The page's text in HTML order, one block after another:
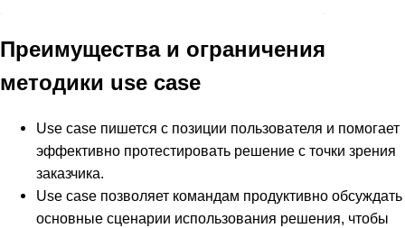
Преимущества и ограничения
методики use case
Use case пишется с позиции пользователя и помогает
эффективно протестировать решение с точки зрения
заказчика.
Use case позволяет командам продуктивно обсуждать
основные сценарии использования решения, чтобы